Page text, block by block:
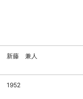
新藤 兼人
1952